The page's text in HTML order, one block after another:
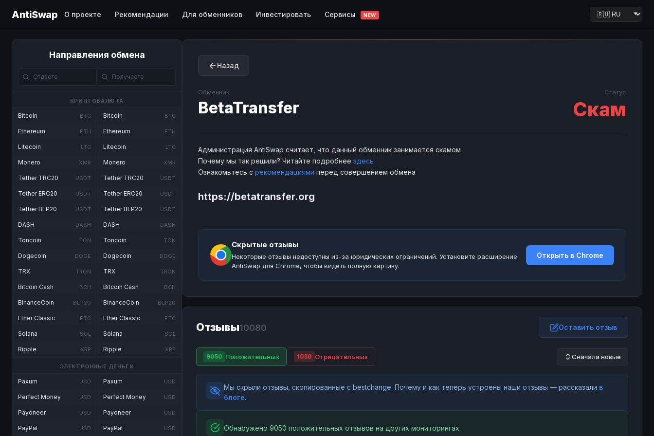
AntiSwap О проекте Рекомендации Для обменников Инвестировать Сервисы NEW
Направления обмена
КРИПТОВАЛЮТА
Bitcoin BTC
Ethereum ETH
Litecoin LTC
Monero XMR
Tether TRC20 USDT
Tether ERC20 USDT
Tether BEP20 USDT
DASH DASH
Toncoin TON
Dogecoin DOGE
TRX TRON
Bitcoin Cash BCH
BinanceCoin BEP20
Ether Classic ETC
Solana SOL
Ripple XRP
Bitcoin BTC
Ethereum ETH
Litecoin LTC
Monero XMR
Tether TRC20 USDT
Tether ERC20 USDT
Tether BEP20 USDT
DASH DASH
Toncoin TON
Dogecoin DOGE
TRX TRON
Bitcoin Cash BCH
BinanceCoin BEP20
Ether Classic ETC
Solana SOL
Ripple XRP
ЭЛЕКТРОННЫЕ ДЕНЬГИ
Paxum USD
Perfect Money USD
Payoneer USD
PayPal USD
Paxum USD
Perfect Money USD
Payoneer USD
PayPal USD
Назад
Обменник
BetaTransfer
Статус
Скам
Администрация AntiSwap считает, что данный обменник занимается скамом
Почему мы так решили? Читайте подробнее здесь
Ознакомьтесь с рекомендациями перед совершением обмена
https://betatransfer.org
Скрытые отзывы
Некоторые отзывы недоступны из-за юридических ограничений. Установите расширение
AntiSwap для Chrome, чтобы видеть полную картину.
Открыть в Chrome
Отзывы10080 Оставить отзыв
9050 Положительных 1030 Отрицательных Сначала новые
Мы скрыли отзывы, скопированные с bestchange. Почему и как теперь устроены наши отзывы — рассказали в
блоге.
Обнаружено 9050 положительных отзывов на других мониторингах.